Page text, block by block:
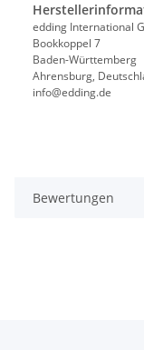
edding International
Bookkoppel 7
Baden-Württemberg
Ahrensburg,
info@edding.de
Bewertungen